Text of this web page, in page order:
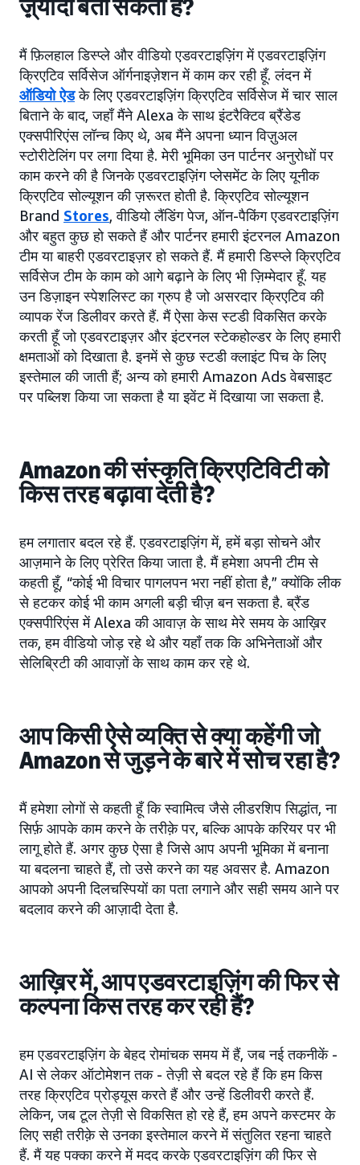
ज़़्यादा बता सकती हैं?
मैं फ़िलहाल डिस्प्ले और वीडियो एडवरटाइज़िंग में एडवरटाइज़िंग
क्रिएटिव सर्विसेज ऑर्गनाइज़ेशन में काम कर रही हूँ. लंदन में
ऑडियो ऐडके लिए एडवरटाइज़िंग क्रिएटिव सर्विसेज में चार साल
बिताने के बाद, जहाँ मैंने Alexa के साथ इंटरैक्टिव ब्रैंडेड
एक्सपीरिएंस लॉन्च किए थे, अब मैंने अपना ध्यान विज़ुअल
स्टोरीटेलिंग पर लगा दिया है. मेरी भूमिका उन पार्टनर अनुरोधों पर
काम करने की है जिनके एडवरटाइज़िंग प्लेसमेंट के लिए यूनीक
क्रिएटिव सोल्यूशन की ज़रूरत होती है. क्रिएटिव सोल्यूशन
Brand Stores, वीडियो लैंडिंग पेज, ऑन-पैकिंग एडवरटाइज़िंग
और बहुत कुछ हो सकते हैं और पार्टनर हमारी इंटरनल Amazon
टीम या बाहरी एडवरटाइज़र हो सकते हैं. मैं हमारी डिस्प्ले क्रिएटिव
सर्विसेज टीम के काम को आगे बढ़ाने के लिए भी ज़िम्मेदार हूँ. यह
उन डिज़ाइन स्पेशलिस्ट का ग्रुप है जो असरदार क्रिएटिव की
व्यापक रेंज डिलीवर करते हैं. मैं ऐसा केस स्टडी विकसित करके
करती हूँ जो एडवरटाइज़र और इंटरनल स्टेकहोल्डर के लिए हमारी
क्षमताओं को दिखाता है. इनमें से कुछ स्टडी क्लाइंट पिच के लिए
इस्तेमाल की जाती हैं; अन्य को हमारी Amazon Ads वेबसाइट
पर पब्लिश किया जा सकता है या इवेंट में दिखाया जा सकता है.
Amazon की संस्कृति क्रिएटिविटी को
किस तरह बढ़ावा देती है?
हम लगातार बदल रहे हैं. एडवरटाइज़िंग में, हमें बड़ा सोचने और
आज़माने के लिए प्रेरित किया जाता है. मैं हमेशा अपनी टीम से
कहती हूँ, “कोई भी विचार पागलपन भरा नहीं होता है,” क्योंकि लीक
से हटकर कोई भी काम अगली बड़ी चीज़ बन सकता है. ब्रैंड
एक्सपीरिएंस में Alexa की आवाज़ के साथ मेरे समय के आख़िर
तक, हम वीडियो जोड़ रहे थे और यहाँ तक कि अभिनेताओं और
सेलिब्रिटी की आवाज़ों के साथ काम कर रहे थे.
आप किसी ऐसे व्यक्ति से क्या कहेंगी जो
Amazon से जुड़ने के बारे में सोच रहा है?
मैं हमेशा लोगों से कहती हूँ कि स्वामित्व जैसे लीडरशिप सिद्धांत, ना
सिर्फ़ आपके काम करने के तरीक़े पर, बल्कि आपके करियर पर भी
लागू होते हैं. अगर कुछ ऐसा है जिसे आप अपनी भूमिका में बनाना
या बदलना चाहते हैं, तो उसे करने का यह अवसर है. Amazon
आपको अपनी दिलचस्पियों का पता लगाने और सही समय आने पर
बदलाव करने की आज़ादी देता है.
आख़िर में, आप एडवरटाइज़िंग की फिर से
कल्पना किस तरह कर रही हैं?
हम एडवरटाइज़िंग के बेहद रोमांचक समय में हैं, जब नई तकनीकें -
AI से लेकर ऑटोमेशन तक - तेज़ी से बदल रहे हैं कि हम किस
तरह क्रिएटिव प्रोड्यूस करते हैं और उन्हें डिलीवरी करते हैं.
लेकिन, जब टूल तेज़ी से विकसित हो रहे हैं, हम अपने कस्टमर के
लिए सही तरीक़े से उनका इस्तेमाल करने में संतुलित रहना चाहते
हैं. मैं यह पक्का करने में मदद करके एडवरटाइज़िंग की फिर से